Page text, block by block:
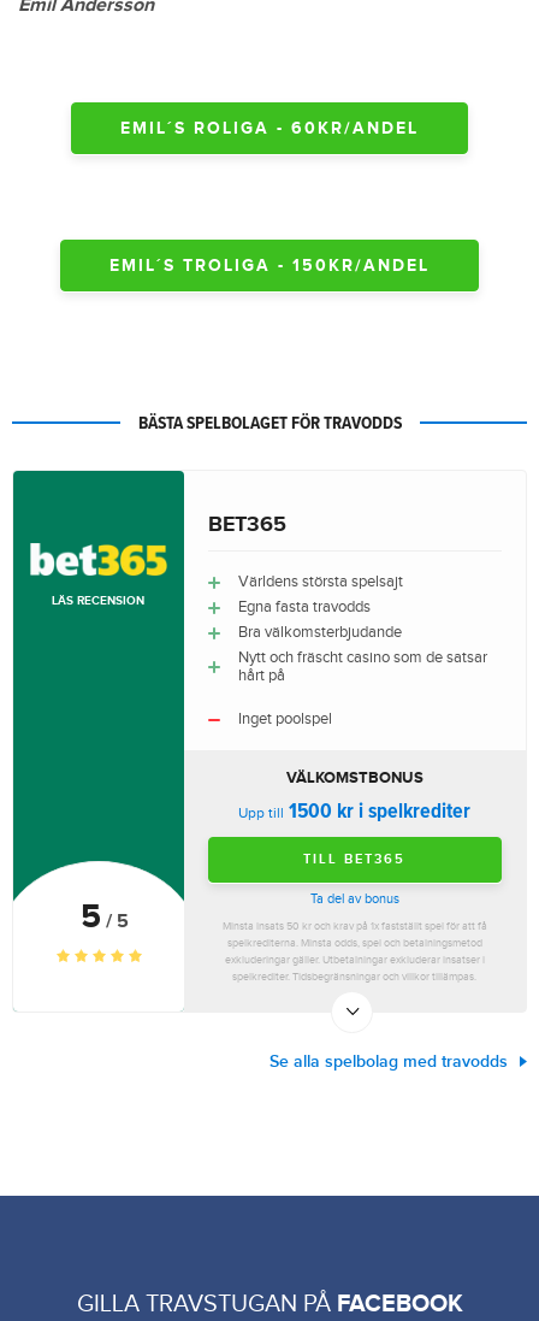
Emil Andersson
EMIL´S ROLIGA - 60KR/ANDEL
EMIL´S TROLIGA - 150KR/ANDEL
BÄSTA SPELBOLAGET FÖR TRAVODDS
5 / 5
LÄS RECENSION
BET365
Världens största spelsajt
Egna fasta travodds
Bra välkomsterbjudande
Nytt och fräscht casino som de satsar
hårt på
Inget poolspel
VÄLKOMSTBONUS
Upp till 1500 kr i spelkrediter
TILL BET365
Ta del av bonus
Minsta insats 50 kr och krav på 1x fastställt spel för att få
spelkrediterna. Minsta odds, spel och betalningsmetod
exkluderingar gäller. Utbetalningar exkluderar insatser i
spelkrediter. Tidsbegränsningar och villkor tillämpas.
Se alla spelbolag med travodds
GILLA TRAVSTUGAN PÅ FACEBOOK